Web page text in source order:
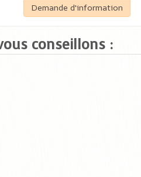
Demande d'information
conseillons :